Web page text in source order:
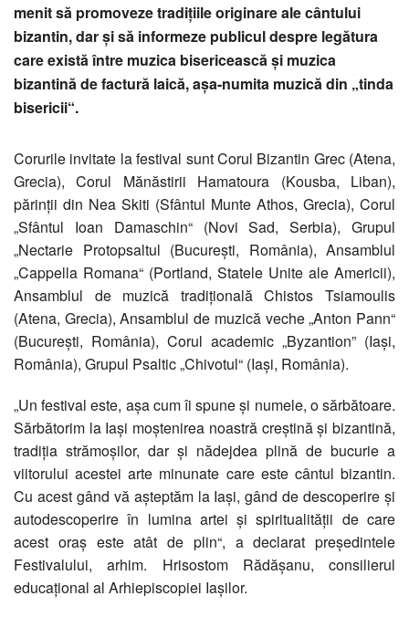
menit să promoveze tradiţiile originare ale cântului
bizantin, dar şi să informeze publicul despre legătura
care există între muzica bisericească şi muzica
bizantină de factură laică, aşa-numita muzică din „tinda
bisericii“.
Corurile invitate la festival sunt Corul Bizantin Grec (Atena,
Grecia), Corul Mănăstirii Hamatoura (Kousba, Liban),
părinţii din Nea Skiti (Sfântul Munte Athos, Grecia), Corul
„Sfântul Ioan Damaschin“ (Novi Sad, Serbia), Grupul
„Nectarie Protopsaltul (Bucureşti, România), Ansamblul
„Cappella Romana“ (Portland, Statele Unite ale Americii),
Ansamblul de muzică tradiţională Chistos Tsiamoulis
(Atena, Grecia), Ansamblul de muzică veche „Anton Pann“
(Bucureşti, România), Corul academic „Byzantion” (Iaşi,
România), Grupul Psaltic „Chivotul“ (Iaşi, România).
„Un festival este, aşa cum îi spune şi numele, o sărbătoare.
Sărbătorim la Iaşi moştenirea noastră creştină şi bizantină,
tradiţia strămoşilor, dar şi nădejdea plină de bucurie a
viitorului acestei arte minunate care este cântul bizantin.
Cu acest gând vă aşteptăm la Iaşi, gând de descoperire şi
autodescoperire în lumina artei şi spiritualităţii de care
acest oraş este atât de plin“, a declarat preşedintele
Festivalului, arhim. Hrisostom Rădăşanu, consilierul
educaţional al Arhiepiscopiei Iaşilor.